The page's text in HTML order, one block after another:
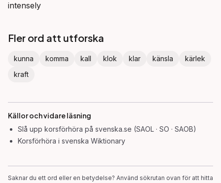
intensely
Fler ord att utforska
kunna komma kall klok klar känsla
kärlek
kraft
Källor och vidare läsning
Slå upp korsförhöra på svenska.se (SAOL · SO · SAOB)
Korsförhöra i svenska Wiktionary
Saknar du ett ord eller en betydelse? Använd sökrutan ovan för att hitta